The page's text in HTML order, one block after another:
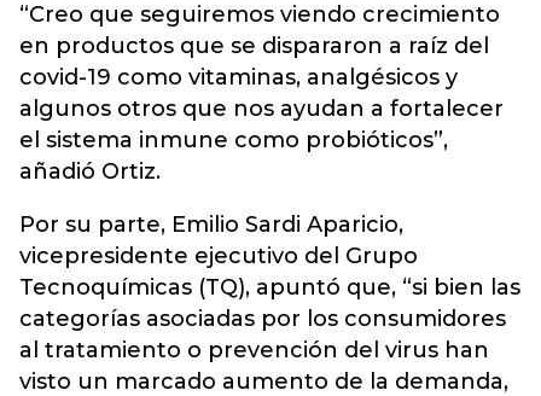
“Creo que seguiremos viendo crecimiento
en productos que se dispararon a raíz del
covid-19 como vitaminas, analgésicos y
algunos otros que nos ayudan a fortalecer
el sistema inmune como probióticos”,
añadió Ortiz.
Por su parte, Emilio Sardi Aparicio,
vicepresidente ejecutivo del Grupo
Tecnoquímicas (TQ), apuntó que, “si bien las
categorías asociadas por los consumidores
al tratamiento o prevención del virus han
visto un marcado aumento de la demanda,